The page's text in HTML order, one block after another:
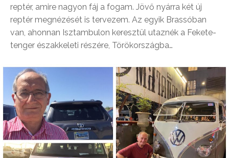
reptér, amire nagyon fáj a fogam. Jövő nyárra két új
reptér megnézését is tervezem. Az egyik Brassóban
van, ahonnan Isztambulon keresztül utaznék a Fekete-
tenger északkeleti részére, Törökországba…